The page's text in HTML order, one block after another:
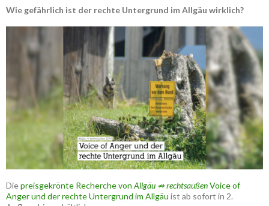
Wie gefährlich ist der rechte Untergrund im Allgäu wirklich?
Diepreisgekrönte Recherche von Allgäu ⇏ rechtsaußenVoice of
Anger und der rechte Untergrund im Allgäu ist ab sofort in 2.